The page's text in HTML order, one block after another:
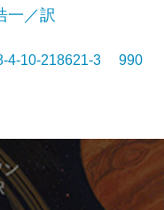
一／訳
4-10-218621-3 990